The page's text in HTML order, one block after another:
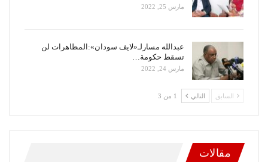
مارس 25, 2022
عبدالله مسارلـ«لايف سودان»:المظاهرات لن
تسقط حكومة…
مارس 24, 2022
السابق التالي 1 من 3
مقالات